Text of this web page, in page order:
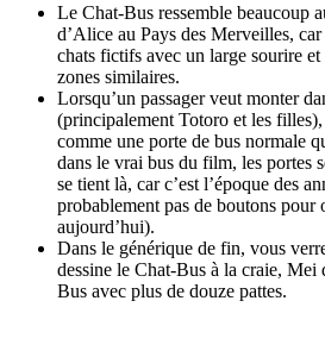
Le Chat-Bus ressemble beaucoup
d’Alice au Pays des Merveilles,
chats fictifs avec un large sourire et
zones similaires.
Lorsqu’un passager veut monter
(principalement Totoro et les filles),
comme une porte de bus normale
dans le vrai bus du film, les portes
se tient là, car c’est l’époque des
probablement pas de boutons pour
aujourd’hui).
Dans le générique de fin, vous
dessine le Chat-Bus à la craie, Mei
Bus avec plus de douze pattes.